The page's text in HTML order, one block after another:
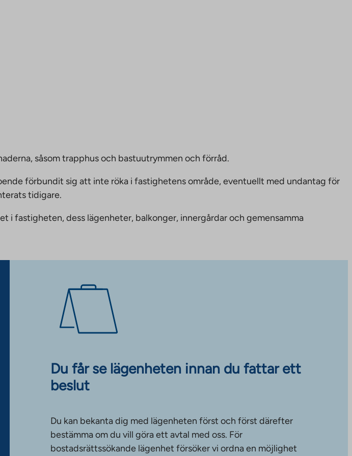
såsom trapphus och bastuutrymmen och förråd.
förbundit sig att inte röka i fastighetens område, eventuellt med undantag för
tidigare.
fastigheten, dess lägenheter, balkonger, innergårdar och gemensamma
Du får se lägenheten innan du fattar ett
beslut
Du kan bekanta dig med lägenheten först och först därefter
bestämma om du vill göra ett avtal med oss. För
bostadsrättssökande lägenhet försöker vi ordna en möjlighet